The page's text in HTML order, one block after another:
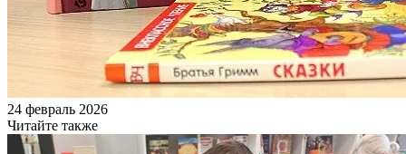
24 февраль 2026
Читайте также